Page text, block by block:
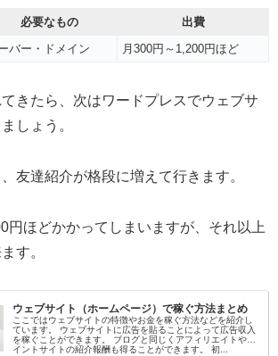
必要なもの
出費
バー・ドメイン
月300円～1,200円ほど
きたら、次はワードプレスでウェブサ
しょう。
友達紹介が格段に増えて行きます。
円ほどかかってしまいますが、それ以上
す。
ウェブサイト（ホームページ）で稼ぐ方法まとめ
ここではウェブサイトの特徴やお金を稼ぐ方法などを紹介し
ています。 ウェブサイトに広告を貼ることによって広告収入
を稼ぐことができます。 ブログと同じくアフィリエイトやポ
イントサイトの紹介報酬も得ることができます。 初...